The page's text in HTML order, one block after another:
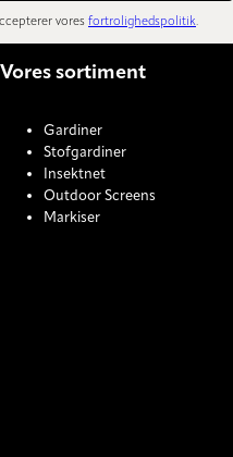
vores fortrolighedspolitik.
Vores sortiment
Gardiner
Stofgardiner
Insektnet
Outdoor Screens
Markiser